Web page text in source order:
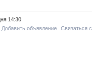
14:30
Добавить объявление Связаться